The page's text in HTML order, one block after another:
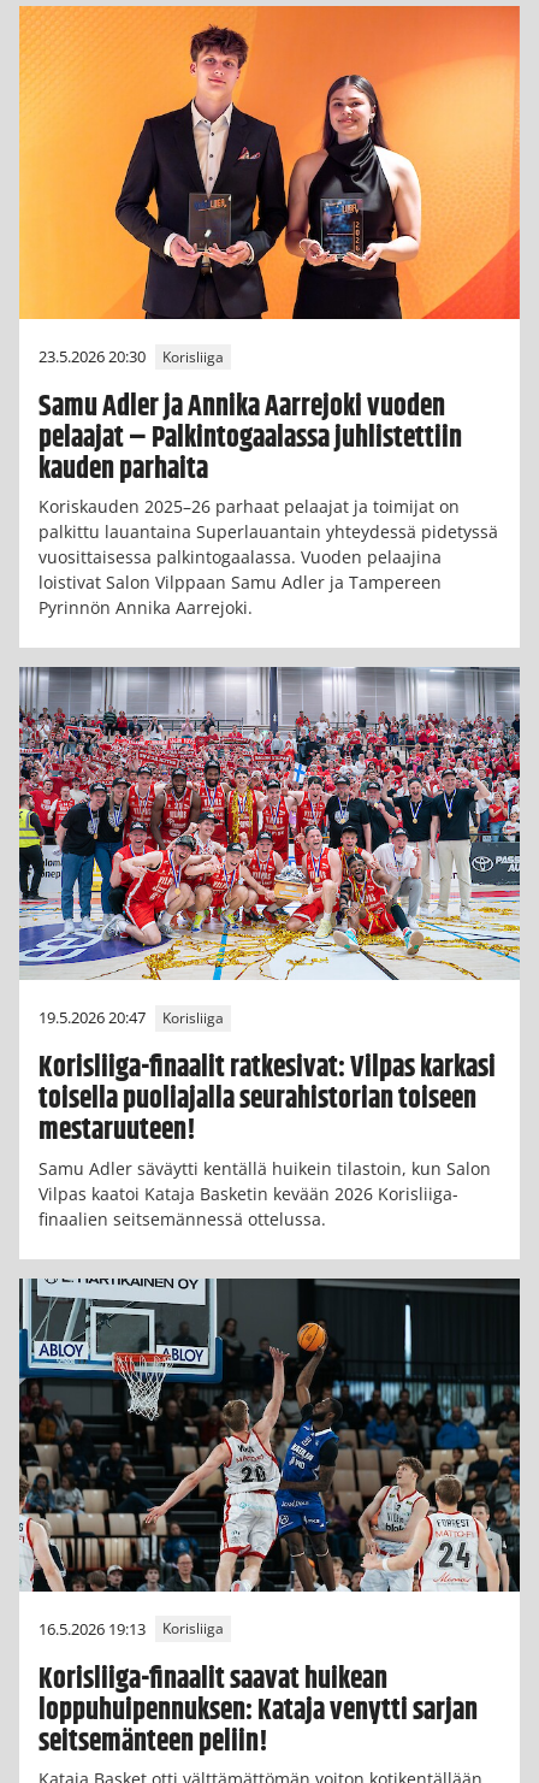
23.5.2026 20:30 Korisliiga
Samu Adler ja Annika Aarrejoki vuoden
pelaajat – Palkintogaalassa juhlistettiin
kauden parhaita
Koriskauden 2025–26 parhaat pelaajat ja toimijat on
palkittu lauantaina Superlauantain yhteydessä pidetyssä
vuosittaisessa palkintogaalassa. Vuoden pelaajina
loistivat Salon Vilppaan Samu Adler ja Tampereen
Pyrinnön Annika Aarrejoki.
19.5.2026 20:47 Korisliiga
Korisliiga-finaalit ratkesivat: Vilpas karkasi
toisella puoliajalla seurahistorian toiseen
mestaruuteen!
Samu Adler säväytti kentällä huikein tilastoin, kun Salon
Vilpas kaatoi Kataja Basketin kevään 2026 Korisliiga-
finaalien seitsemännessä ottelussa.
16.5.2026 19:13 Korisliiga
Korisliiga-finaalit saavat huikean
loppuhuipennuksen: Kataja venytti sarjan
seitsemänteen peliin!